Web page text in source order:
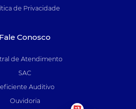
de Privacidade
Fale Conosco
de Atendimento
SAC
Auditivo
Ouvidoria